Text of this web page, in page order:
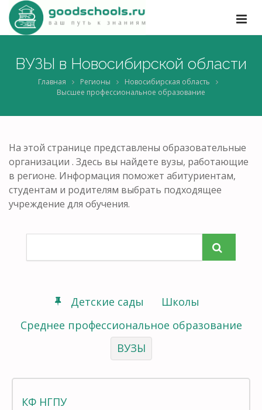
ВУЗЫ в Новосибирской области
Главная Регионы
Новосибирская область
Высшее профессиональное образование
На этой странице представлены образовательные
организации . Здесь вы найдете вузы, работающие
в регионе. Информация поможет абитуриентам,
студентам и родителям выбрать подходящее
учреждение для обучения.
Детские сады
Школы
Среднее профессиональное образование
ВУЗЫ
КФ НГПУ